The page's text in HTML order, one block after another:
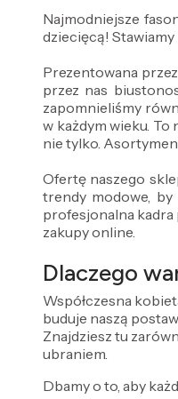
Najmodniejsze
dziecięcą!
Prezentowana
przez nas
zapomnieliśmy
w każdym wieku.
nie tylko.
Ofertę naszego
trendy modowe, by
profesjonalna kadra
zakupy online.
Dlaczego
Współczesna
buduje naszą
Znajdziesz tu
ubraniem.
Dbamy o to, aby